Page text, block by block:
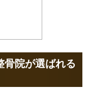
骨院が選ばれる